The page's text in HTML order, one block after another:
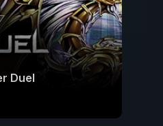
Duel